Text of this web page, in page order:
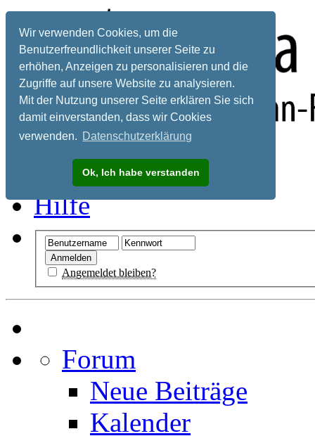
Wir verwenden Cookies, um die
Benutzerfreundlichkeit unserer Seite zu
erhöhen, Anzeigen zu personalisieren und die
Zugriffe auf unsere Website zu analysieren.
Mit der Nutzung unserer Seite erklären Sie sich
damit einverstanden, dass wir Cookies
verwenden. Datenschutzerklärung
Ok, Ich habe verstanden
Registrieren
Hilfe
Angemeldet bleiben?
Forum
Neue Beiträge
Kalender